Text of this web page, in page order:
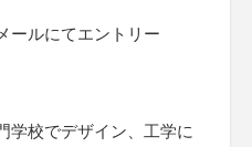
ールにてエントリー
学校でデザイン、工学に